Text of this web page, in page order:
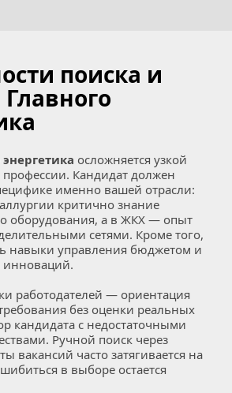
поиска и
осложняется узкой
Кандидат должен
именно вашей отрасли:
критично знание
оборудования, а в ЖКХ — опыт
сетями. Кроме того,
навыки управления бюджетом и
инноваций.
работодателей — ориентация
без оценки реальных
кандидата с недостаточными
Ручной поиск через
вакансий часто затягивается на
в выборе остается